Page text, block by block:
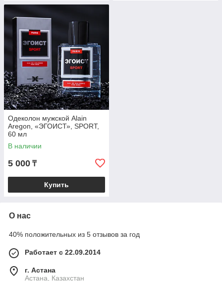
Одеколон мужской Alain
Aregon, «ЭГОИСТ», SPORT,
60 мл
В наличии
5 000 ₸
Купить
О нас
40% положительных из 5 отзывов за год
Работает с 22.09.2014
г. Астана
Астана, Казахстан